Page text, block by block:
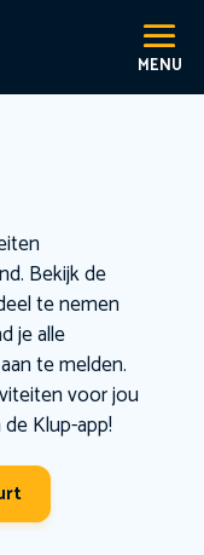
Bekijk de
te nemen
je alle
te melden.
voor jou
Klup-app!